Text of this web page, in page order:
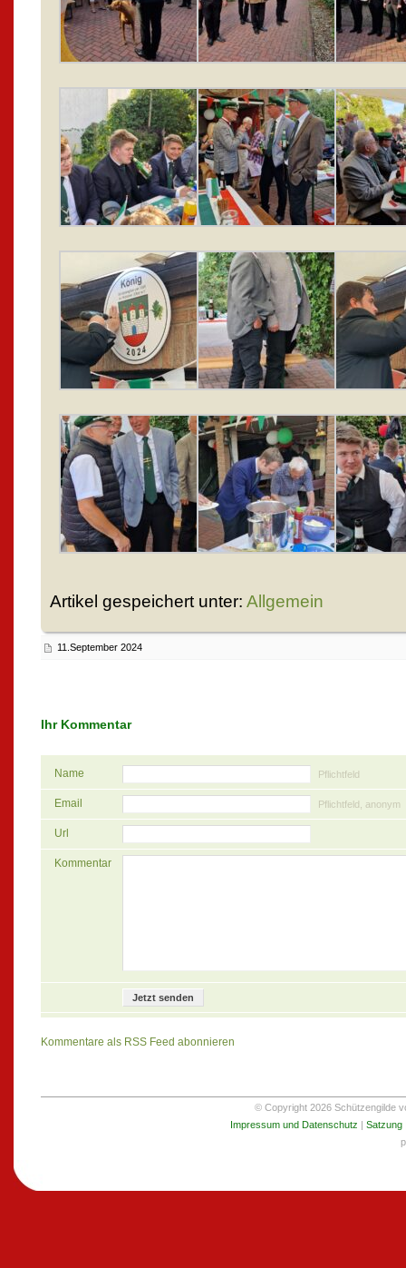
Artikel gespeichert unter: Allgemein
11.September 2024
Ihr Kommentar
Name Pflichtfeld
Email Pflichtfeld, anonym
Url
Kommentar
Kommentare als RSS Feed abonnieren
© Copyright 2026 Schützengilde
Impressum und Datenschutz | Satzung